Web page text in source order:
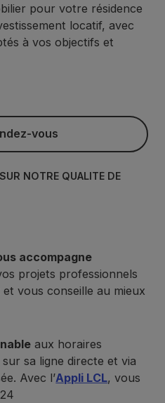
pour votre résidence
locatif, avec
à vos objectifs et
vous
NOTRE QUALITÉ DE
accompagne
projets professionnels
vous conseille au mieux
aux horaires
sa ligne directe et via
Avec l’Appli LCL, vous